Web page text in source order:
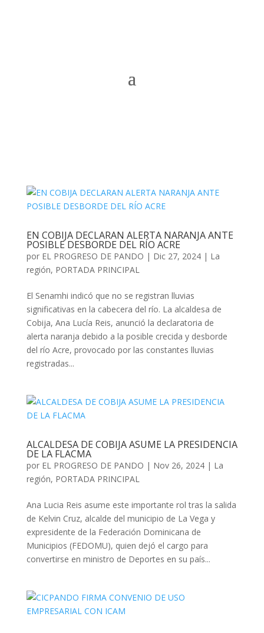
EN COBIJA DECLARAN ALERTA NARANJA ANTE
POSIBLE DESBORDE DEL RÍO ACRE
por EL PROGRESO DE PANDO | Dic 27, 2024| La
región, PORTADA PRINCIPAL
El Senamhi indicó que no se registran lluvias
significativas en la cabecera del río. La alcaldesa de
Cobija, Ana Lucía Reis, anunció la declaratoria de
alerta naranja debido a la posible crecida y desborde
del río Acre, provocado por las constantes lluvias
registradas...
ALCALDESA DE COBIJA ASUME LA PRESIDENCIA
DE LA FLACMA
por EL PROGRESO DE PANDO | Nov 26, 2024| La
región, PORTADA PRINCIPAL
Ana Lucia Reis asume este importante rol tras la salida
de Kelvin Cruz, alcalde del municipio de La Vega y
expresidente de la Federación Dominicana de
Municipios (FEDOMU), quien dejó el cargo para
convertirse en ministro de Deportes en su país...